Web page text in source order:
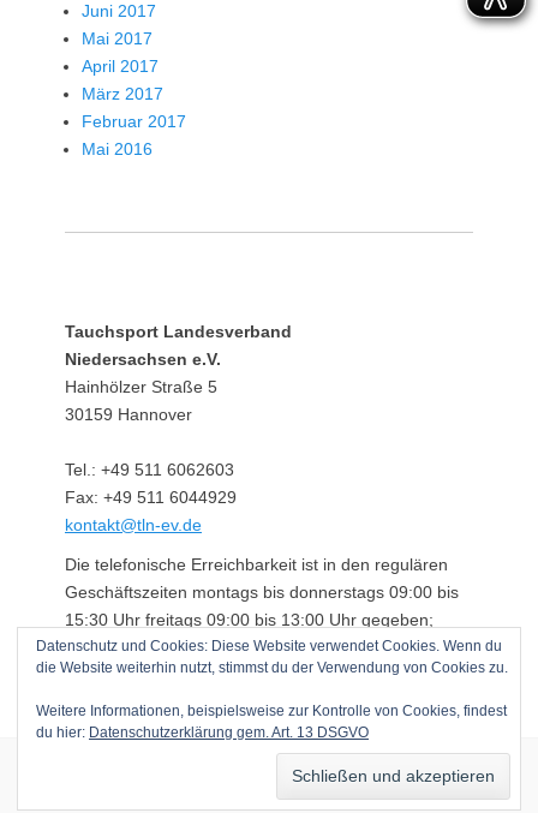
Juni 2017
Mai 2017
April 2017
März 2017
Februar 2017
Mai 2016
Tauchsport Landesverband
Niedersachsen e.V.
Hainhölzer Straße 5
30159 Hannover
Tel.: +49 511 6062603
Fax: +49 511 6044929
kontakt@tln-ev.de
Die telefonische Erreichbarkeit ist in den regulären
Geschäftszeiten montags bis donnerstags 09:00 bis
15:30 Uhr freitags 09:00 bis 13:00 Uhr gegeben;
darüber hinaus über einen angeschlossenen
Anrufbeantworter.
Datenschutzerklärung gem. Art. 13 DSGVO|
Catch Themes
Datenschutz und Cookies: Diese Website verwendet Cookies. Wenn du
die Website weiterhin nutzt, stimmst du der Verwendung von Cookies zu.
Weitere Informationen, beispielsweise zur Kontrolle von Cookies, findest
du hier: Datenschutzerklärung gem. Art. 13 DSGVO